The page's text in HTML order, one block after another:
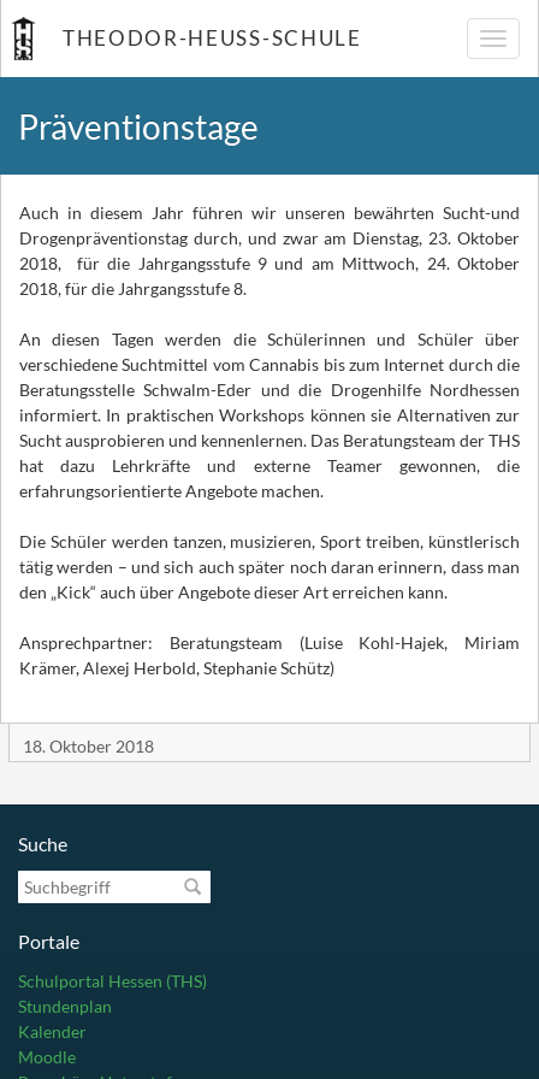
THEODOR-HEUSS-SCHULE
Präventionstage
Auch in diesem Jahr führen wir unseren bewährten Sucht-und
Drogenpräventionstag durch, und zwar am Dienstag, 23. Oktober
2018, für die Jahrgangsstufe 9 und am Mittwoch, 24. Oktober
2018, für die Jahrgangsstufe 8.
An diesen Tagen werden die Schülerinnen und Schüler über
verschiedene Suchtmittel vom Cannabis bis zum Internet durch die
Beratungsstelle Schwalm-Eder und die Drogenhilfe Nordhessen
informiert. In praktischen Workshops können sie Alternativen zur
Sucht ausprobieren und kennenlernen. Das Beratungsteam der THS
hat dazu Lehrkräfte und externe Teamer gewonnen, die
erfahrungsorientierte Angebote machen.
Die Schüler werden tanzen, musizieren, Sport treiben, künstlerisch
tätig werden – und sich auch später noch daran erinnern, dass man
den „Kick“ auch über Angebote dieser Art erreichen kann.
Ansprechpartner: Beratungsteam (Luise Kohl-Hajek, Miriam
Krämer, Alexej Herbold, Stephanie Schütz)
18. Oktober 2018
Suche
Suchbegriff
Portale
Schulportal Hessen (THS)
Stundenplan
Kalender
Moodle